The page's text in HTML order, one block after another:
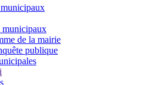
municipaux
de la mairie
publique